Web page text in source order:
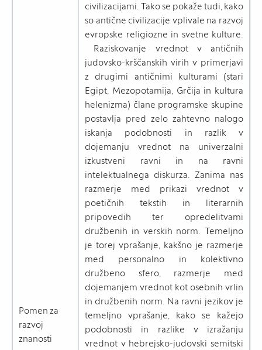
Pomen za
razvoj
znanosti
civilizacijami. Tako se pokaže tudi, kako
so antične civilizacije vplivale na razvoj
evropske religiozne in svetne kulture.
Raziskovanje vrednot v antičnih
judovsko-krščanskih virih v primerjavi
z drugimi antičnimi kulturami (stari
Egipt, Mezopotamija, Grčija in kultura
helenizma) člane programske skupine
postavlja pred zelo zahtevno nalogo
iskanja podobnosti in razlik v
dojemanju vrednot na univerzalni
izkustveni ravni in na ravni
intelektualnega diskurza. Zanima nas
razmerje med prikazi vrednot v
poetičnih tekstih in literarnih
pripovedih ter opredelitvami
družbenih in verskih norm. Temeljno
je torej vprašanje, kakšno je razmerje
med personalno in kolektivno
družbeno sfero, razmerje med
dojemanjem vrednot kot osebnih vrlin
in družbenih norm. Na ravni jezikov je
temeljno vprašanje, kako se kažejo
podobnosti in razlike v izražanju
vrednot v hebrejsko-judovski semitski